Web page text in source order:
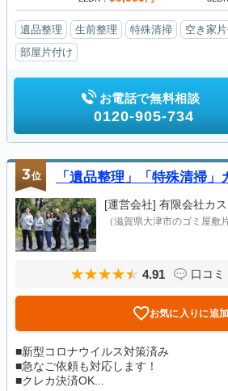
遺品整理 生前整理 特殊清掃 空き家
部屋片付け
お電話で無料相談
0120-905-734
3位 「遺品整理」「特殊清掃」
[運営会社] 有限会社カ
（滋賀県大津市のゴミ屋敷
4.91 口コミ
お気に入りに追加
■新型コロナウイルス対策済み
■急なご依頼も対応します！
■クレカ決済OK...